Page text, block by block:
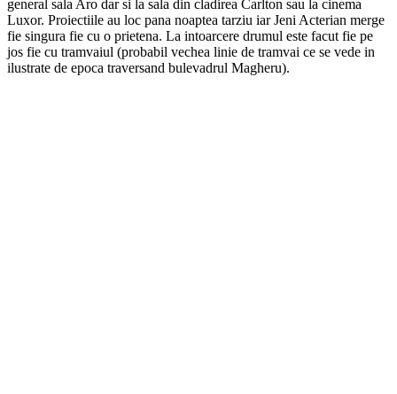
general sala Aro dar si la sala din cladirea Carlton sau la cinema
Luxor. Proiectiile au loc pana noaptea tarziu iar Jeni Acterian merge
fie singura fie cu o prietena. La intoarcere drumul este facut fie pe
jos fie cu tramvaiul (probabil vechea linie de tramvai ce se vede in
ilustrate de epoca traversand bulevadrul Magheru).